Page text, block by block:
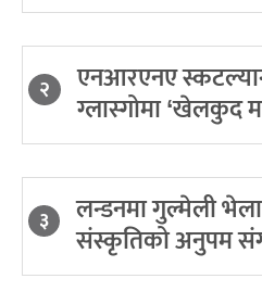
२ एनआरएनए
ग्लास्गोमा ‘खेलकुद
३ लन्डनमा गुल्मेली
संस्कृतिको अनुपम